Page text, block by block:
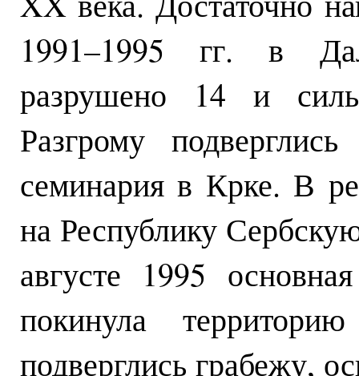
1991–1995 гг. в
разрушено 14 и
Разгрому
семинария в Крке. В
на Республику
августе 1995
покинула
подверглись грабежу,